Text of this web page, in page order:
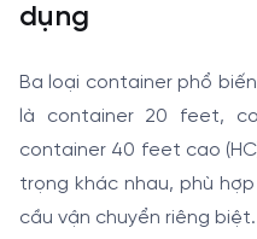
dụng
Ba loại container phổ
là container 20 feet,
container 40 feet cao
trọng khác nhau, phù
cầu vận chuyển riêng biệt.